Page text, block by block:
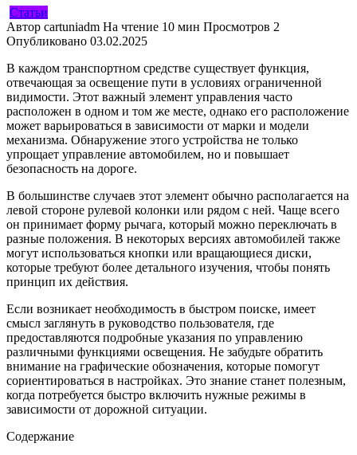
Статьи
Автор cartuniadm На чтение 10 мин Просмотров 2
Опубликовано 03.02.2025
В каждом транспортном средстве существует функция,
отвечающая за освещение пути в условиях ограниченной
видимости. Этот важный элемент управления часто
расположен в одном и том же месте, однако его расположение
может варьироваться в зависимости от марки и модели
механизма. Обнаружение этого устройства не только
упрощает управление автомобилем, но и повышает
безопасность на дороге.
В большинстве случаев этот элемент обычно располагается на
левой стороне рулевой колонки или рядом с ней. Чаще всего
он принимает форму рычага, который можно переключать в
разные положения. В некоторых версиях автомобилей также
могут использоваться кнопки или вращающиеся диски,
которые требуют более детального изучения, чтобы понять
принцип их действия.
Если возникает необходимость в быстром поиске, имеет
смысл заглянуть в руководство пользователя, где
предоставляются подробные указания по управлению
различными функциями освещения. Не забудьте обратить
внимание на графические обозначения, которые помогут
сориентироваться в настройках. Это знание станет полезным,
когда потребуется быстро включить нужные режимы в
зависимости от дорожной ситуации.
Содержание